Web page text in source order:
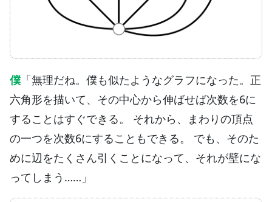
僕 「無理だね。僕も似たようなグラフになった。正
六角形を描いて、その中心から伸ばせば次数を6に
することはすぐできる。 それから、まわりの頂点
の一つを次数6にすることもできる。 でも、そのた
めに辺をたくさん引くことになって、それが壁にな
ってしまう……」